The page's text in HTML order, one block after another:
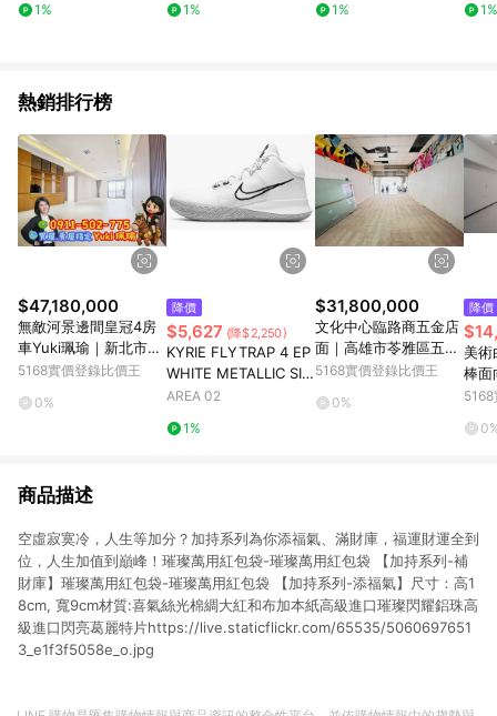
1% 1% 1% 1%
熱銷排行榜
$47,180,000
無敵河景邊間皇冠4房
車Yuki珮瑜｜新北市板
橋區中山路二段
5168實價登錄比價王
0%
降價
$5,627 (降$2,250)
KYRIE FLYTRAP 4 EP
WHITE METALLIC SIL
VER
AREA 02
1%
$31,800,000
文化中心臨路商五金店
面｜高雄市苓雅區五福
一路
5168實價登錄比價王
0%
降價
美術
棒面
雄市
商品描述
空虛寂寞冷，人生等加分？加持系列為你添福氣、滿財庫，福運財運全到
位，人生加值到巔峰！璀璨萬用紅包袋-璀璨萬用紅包袋 【加持系列-補
財庫】璀璨萬用紅包袋-璀璨萬用紅包袋 【加持系列-添福氣】尺寸：高1
8cm, 寬9cm材質:喜氣絲光棉綢大紅和布加本紙高級進口璀璨閃耀鋁珠高
級進口閃亮葛麗特片https://live.staticflickr.com/65535/5060697651
3_e1f3f5058e_o.jpg